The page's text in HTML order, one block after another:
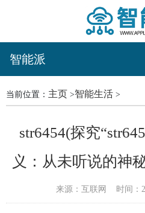
智能派
当前位置： 主页 >智能生活 >
str6454(探究
义：从未听说的神
来源：互联网 时间：